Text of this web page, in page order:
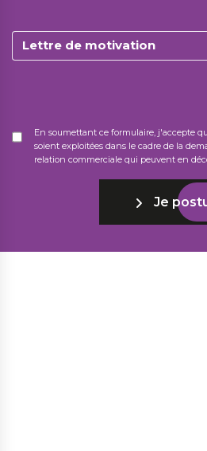
Lettre de motivation
En soumettant ce formulaire, j'accepte
soient exploitées dans le cadre de la
relation commerciale qui peuvent en
Je